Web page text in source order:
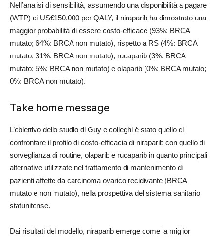
Nell’analisi di sensibilità, assumendo una disponibilità a pagare
(WTP) di US€150.000 per QALY, il niraparib ha dimostrato una
maggior probabilità di essere costo-efficace (93%: BRCA
mutato; 64%: BRCA non mutato), rispetto a RS (4%: BRCA
mutato; 31%: BRCA non mutato), rucaparib (3%: BRCA
mutato; 5%: BRCA non mutato) e olaparib (0%: BRCA mutato;
0%: BRCA non mutato).
Take home message
L’obiettivo dello studio di Guy e colleghi è stato quello di
confrontare il profilo di costo-efficacia di niraparib con quello di
sorveglianza di routine, olaparib e rucaparib in quanto principali
alternative utilizzate nel trattamento di mantenimento di
pazienti affette da carcinoma ovarico recidivante (BRCA
mutato e non mutato), nella prospettiva del sistema sanitario
statunitense.
Dai risultati del modello, niraparib emerge come la miglior